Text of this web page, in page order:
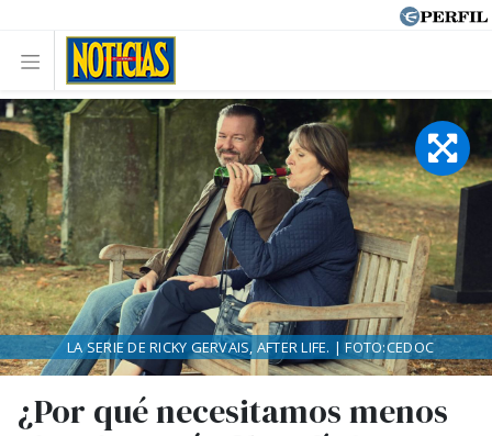
¿Por qué necesitamos menos
LA SERIE DE RICKY GERVAIS, AFTER LIFE. | FOTO:CEDOC